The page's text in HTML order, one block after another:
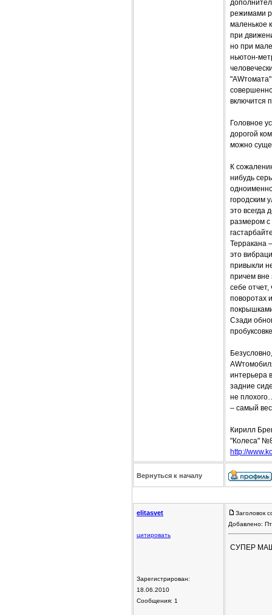
режимами
маленькое
при
но при
ньютон-
включится
Головное
дорогой
можно
К
нибудь
городским
это
размером с
Терракана
это
привыкли
причем вне
себе
поворотах
Сзади
интерьера
задние
не
– самый
Кирилл
"Колеса"
http://
Вернуться к началу
elitasvet
цитировать
Зарегистрирован:
18.06.2010
Сообщения: 1
Заголовок
Добавлено:
СУПЕР